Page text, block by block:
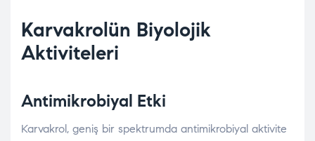
Karvakrolün Biyolojik
Aktiviteleri
Antimikrobiyal Etki
Karvakrol, geniş bir spektrumda antimikrobiyal aktivite